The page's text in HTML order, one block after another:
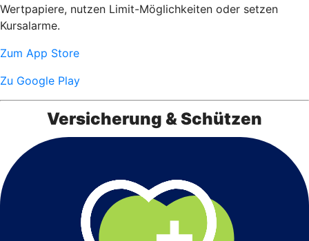
Wertpapiere, nutzen Limit-Möglichkeiten oder setzen
Kursalarme.
Zum App Store
Zu Google Play
Versicherung & Schützen